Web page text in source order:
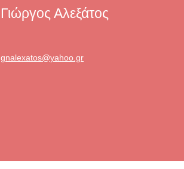
Γιώργος Αλεξάτος
gnalexatos@yahoo .gr